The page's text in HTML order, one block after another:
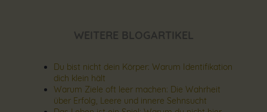
WEITERE BLOGARTIKEL
Du bist nicht dein Körper: Warum Identifikation
dich klein hält
Warum Ziele oft leer machen: Die Wahrheit
über Erfolg, Leere und innere Sehnsucht